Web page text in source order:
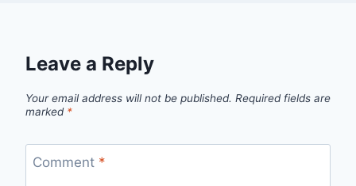
Leave a Reply
Your email address will not be published. Required fields are
marked *
Comment *